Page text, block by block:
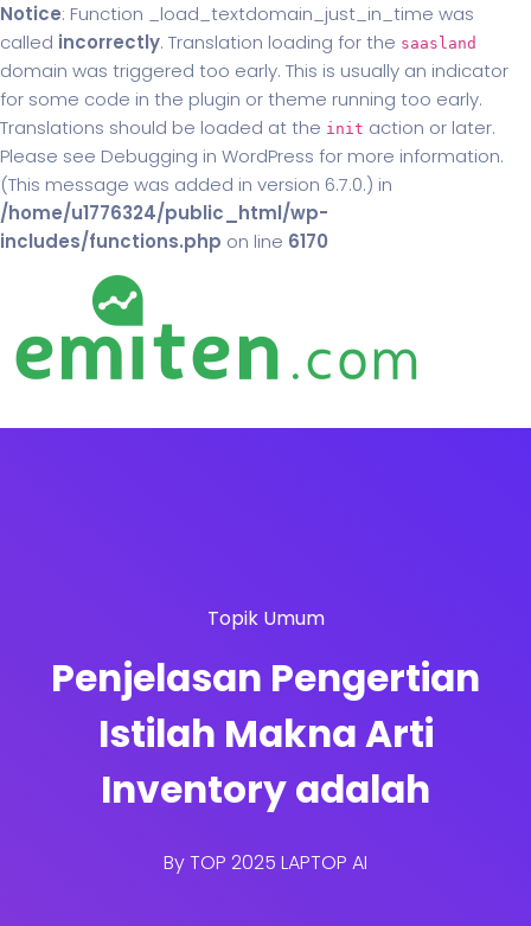
Notice: Function _load_textdomain_just_in_time was
called incorrectly. Translation loading for the saasland
domain was triggered too early. This is usually an indicator
for some code in the plugin or theme running too early.
Translations should be loaded at the init action or later.
Please see Debugging in WordPress for more information.
(This message was added in version 6.7.0.) in
/home/u1776324/public_html/wp-
includes/functions.php on line 6170
Topik Umum
Penjelasan Pengertian
Istilah Makna Arti
Inventory adalah
ByTOP 2025 LAPTOP AI